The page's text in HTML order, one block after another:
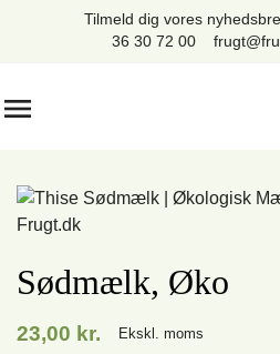
Tilmeld dig vores
36 30 72 00

Sødmælk, Øko
23,00 kr. Ekskl. moms